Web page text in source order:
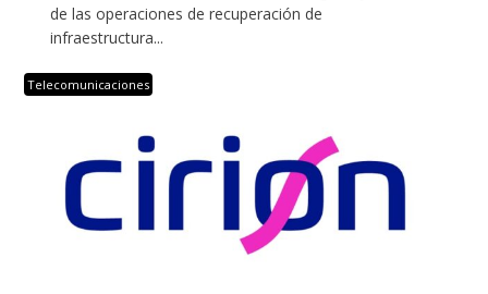
de las operaciones de recuperación de
infraestructura...
Telecomunicaciones